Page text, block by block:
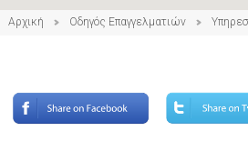
Αρχική Οδηγός Επαγγελματιών